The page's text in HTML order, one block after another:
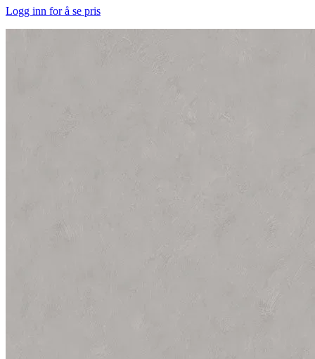
Logg inn for å se pris